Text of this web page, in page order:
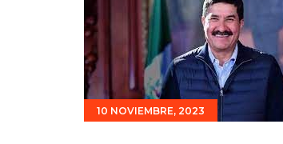
10 NOVIEMBRE, 2023